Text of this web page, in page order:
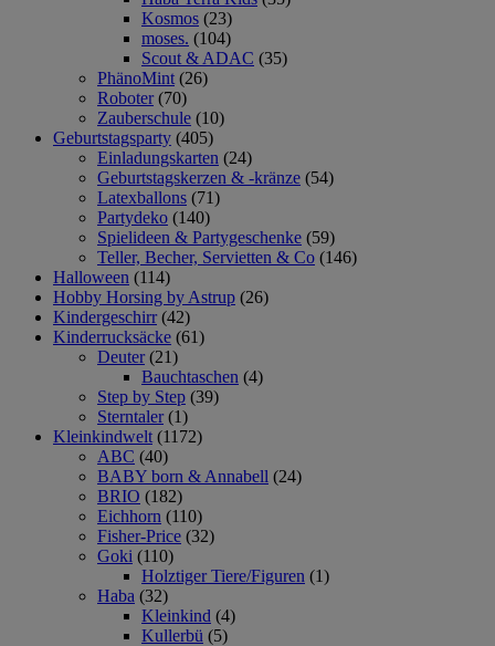
Kosmos (23)
moses. (104)
Scout & ADAC (35)
PhänoMint (26)
Roboter (70)
Zauberschule (10)
Geburtstagsparty (405)
Einladungskarten (24)
Geburtstagskerzen & -kränze (54)
Latexballons (71)
Partydeko (140)
Spielideen & Partygeschenke (59)
Teller, Becher, Servietten & Co (146)
Halloween (114)
Hobby Horsing by Astrup (26)
Kindergeschirr (42)
Kinderrucksäcke (61)
Deuter (21)
Bauchtaschen (4)
Step by Step (39)
Sterntaler (1)
Kleinkindwelt (1172)
ABC (40)
BABY born & Annabell (24)
BRIO (182)
Eichhorn (110)
Fisher-Price (32)
Goki (110)
Holztiger Tiere/Figuren (1)
Haba (32)
Kleinkind (4)
Kullerbü (5)